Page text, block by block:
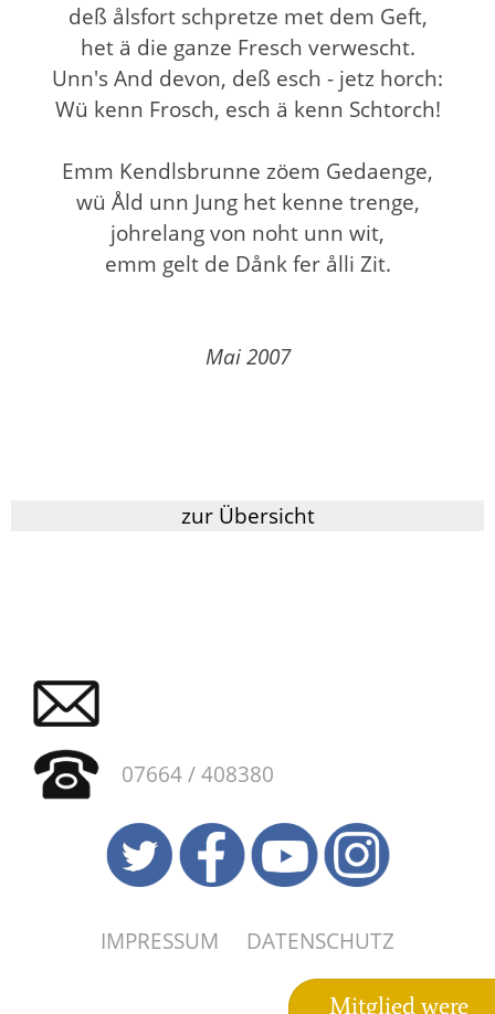
Mitglied were
deß ålsfort schpretze met dem Geft,
het ä die ganze Fresch verwescht.
Unn's And devon, deß esch - jetz horch:
Wü kenn Frosch, esch ä kenn Schtorch!
Emm Kendlsbrunne zöem Gedaenge,
wü Åld unn Jung het kenne trenge,
johrelang von noht unn wit,
emm gelt de Dånk fer ålli Zit.
Mai 2007
zur Übersicht
07664 / 408380
IMPRESSUM DATENSCHUTZ